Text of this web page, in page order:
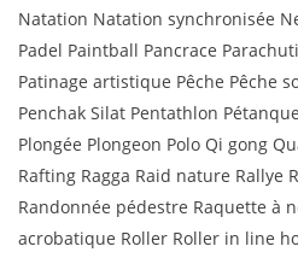
Natation Natation synchronisée
Padel Paintball Pancrace
Patinage artistique Pêche Pêche
Penchak Silat Pentathlon
Plongée Plongeon Polo Qi gong
Rafting Ragga Raid nature Rallye
Randonnée pédestre Raquette à
acrobatique Roller Roller in line